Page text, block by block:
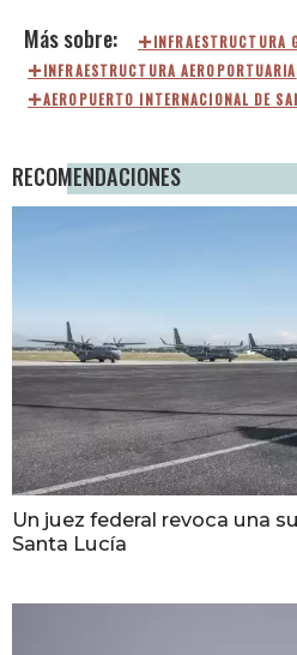
INFRAESTRUCTURA
INFRAESTRUCTURA AEROPORTUARIA
AEROPUERTO INTERNACIONAL DE
RECOMENDACIONES
Un juez federal revoca una
Santa Lucía